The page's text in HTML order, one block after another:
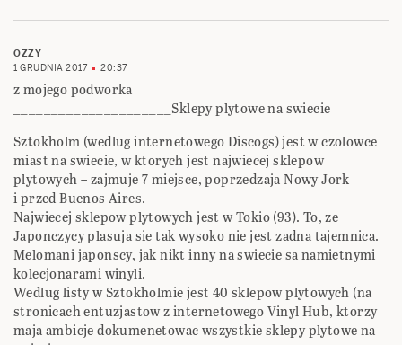
OZZY
1 GRUDNIA 2017
20:37
z mojego podworka
_____________________Sklepy plytowe na swiecie
Sztokholm (wedlug internetowego Discogs) jest w czolowce
miast na swiecie, w ktorych jest najwiecej sklepow
plytowych – zajmuje 7 miejsce, poprzedzaja Nowy Jork
i przed Buenos Aires.
Najwiecej sklepow plytowych jest w Tokio (93). To, ze
Japonczycy plasuja sie tak wysoko nie jest zadna tajemnica.
Melomani japonscy, jak nikt inny na swiecie sa namietnymi
kolecjonarami winyli.
Wedlug listy w Sztokholmie jest 40 sklepow plytowych (na
stronicach entuzjastow z internetowego Vinyl Hub, ktorzy
maja ambicje dokumenetowac wszystkie sklepy plytowe na